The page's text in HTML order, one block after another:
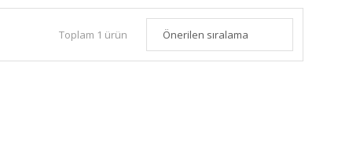
Toplam 1 ürün